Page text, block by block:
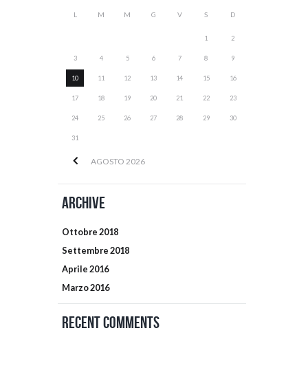
AGOSTO 2026
L M M G V S D
1 2
3 4 5 6 7 8 9
10 11 12 13 14 15 16
17 18 19 20 21 22 23
24 25 26 27 28 29 30
31
Archive
Ottobre2018
Settembre2018
Aprile2016
Marzo2016
Recent Comments